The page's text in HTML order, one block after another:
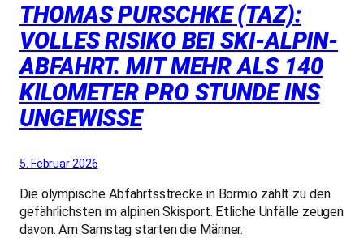
THOMAS PURSCHKE (TAZ):
VOLLES RISIKO BEI SKI-ALPIN-
ABFAHRT. MIT MEHR ALS 140
KILOMETER PRO STUNDE INS
UNGEWISSE
5. Februar 2026
Die olympische Abfahrtsstrecke in Bormio zählt zu den
gefährlichsten im alpinen Skisport. Etliche Unfälle zeugen
davon. Am Samstag starten die Männer.